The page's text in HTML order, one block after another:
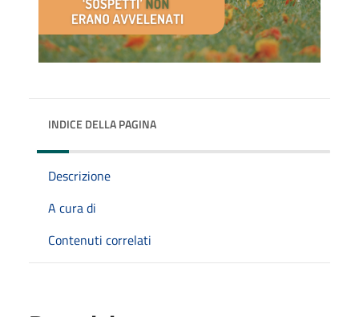
INDICE DELLA PAGINA
Descrizione
A cura di
Contenuti correlati